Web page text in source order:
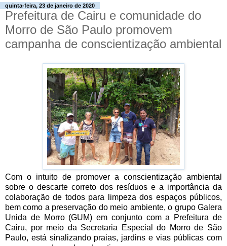
quinta-feira, 23 de janeiro de 2020
Prefeitura de Cairu e comunidade do
Morro de São Paulo promovem
campanha de conscientização ambiental
Com o intuito de promover a conscientização ambiental
sobre o descarte correto dos resíduos e a importância da
colaboração de todos para limpeza dos espaços públicos,
bem como a preservação do meio ambiente, o grupo Galera
Unida de Morro (GUM) em conjunto com a Prefeitura de
Cairu, por meio da Secretaria Especial do Morro de São
Paulo, está sinalizando praias, jardins e vias públicas com